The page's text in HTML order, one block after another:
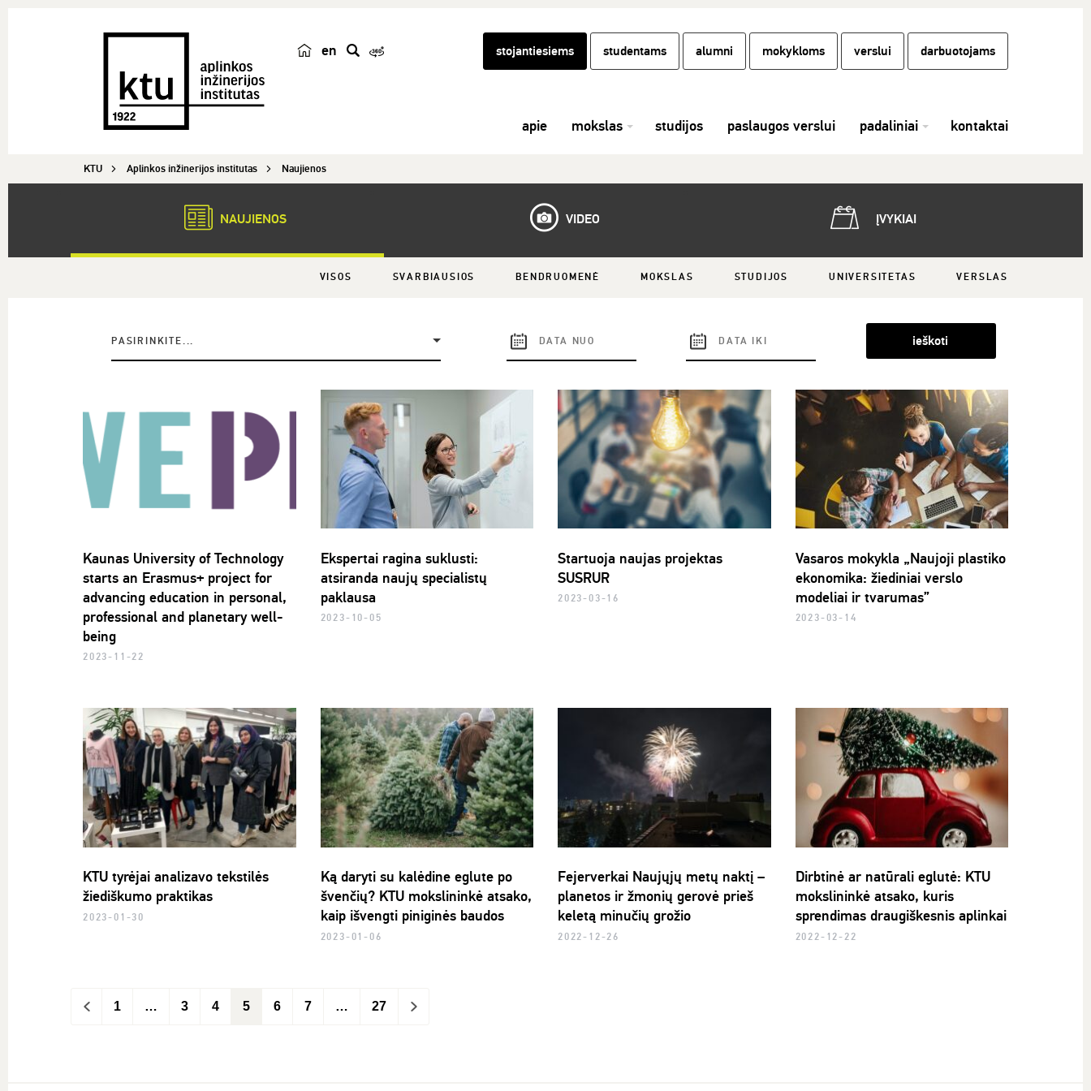
en stojantiesiems studentams alumni mokykloms verslui darbuotojams
apie mokslas studijos paslaugos verslui padaliniai kontaktai
KTU Aplinkos inžinerijos institutas Naujienos
NAUJIENOS VIDEO ĮVYKIAI
VISOS SVARBIAUSIOS BENDRUOMENĖ MOKSLAS STUDIJOS UNIVERSITETAS VERSLAS
PASIRINKITE... ieškoti
Kaunas University of Technology
starts an Erasmus+ project for
advancing education in personal,
professional and planetary well-
being
2023-11-22
Ekspertai ragina suklusti:
atsiranda naujų specialistų
paklausa
2023-10-05
Startuoja naujas projektas
SUSRUR
2023-03-16
Vasaros mokykla „Naujoji plastiko
ekonomika: žiediniai verslo
modeliai ir tvarumas”
2023-03-14
KTU tyrėjai analizavo tekstilės
žiediškumo praktikas
2023-01-30
Ką daryti su kalėdine eglute po
švenčių? KTU mokslininkė atsako,
kaip išvengti piniginės baudos
2023-01-06
Fejerverkai Naujųjų metų naktį –
planetos ir žmonių gerovė prieš
keletą minučių grožio
2022-12-26
Dirbtinė ar natūrali eglutė: KTU
mokslininkė atsako, kuris
sprendimas draugiškesnis aplinkai
2022-12-22
< 1 … 3 4 5 6 7 … 27 >